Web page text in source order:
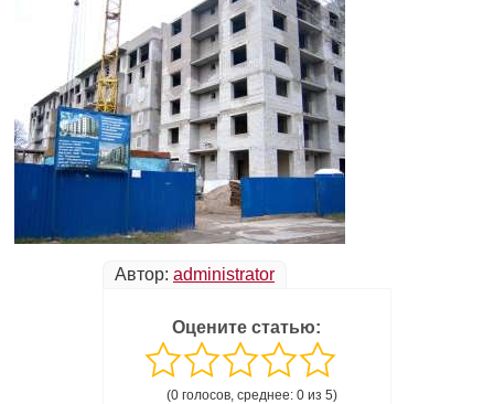
Автор: administrator
Оцените статью:
(0 голосов, среднее: 0 из 5)